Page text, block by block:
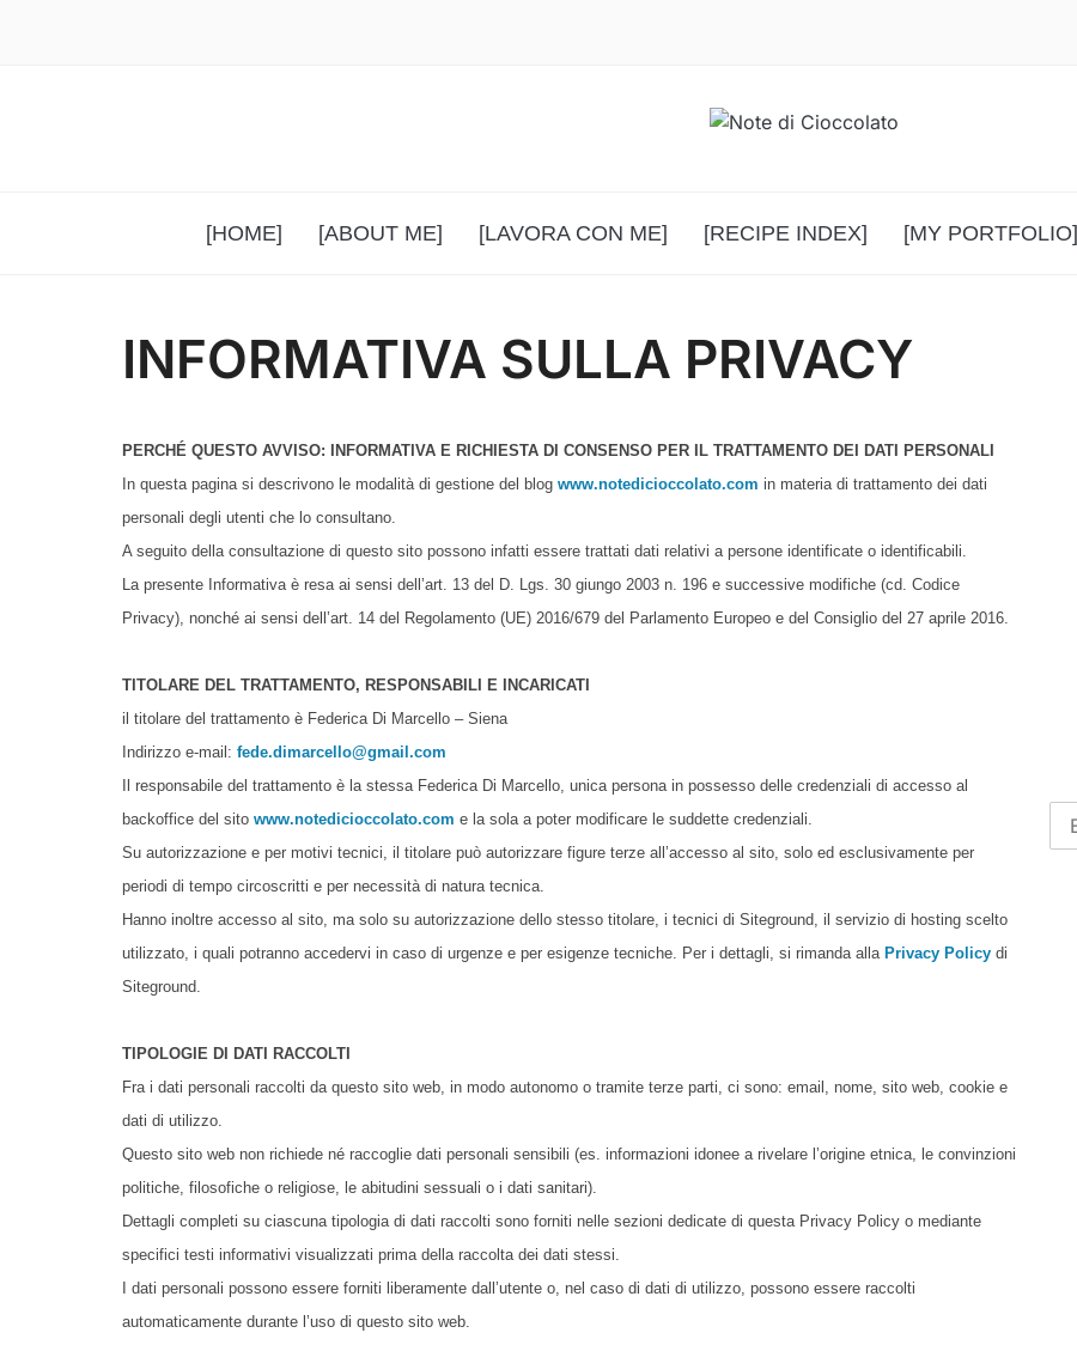
[HOME] [ABOUT ME] [LAVORA CON ME] [RECIPE INDEX] [MY PORTFOLIO]
INFORMATIVA SULLA PRIVACY
PERCHÉ QUESTO AVVISO:
INFORMATIVA E RICHIESTA DI CONSENSO PER IL TRATTAMENTO DEI DATI PERSONALI
In questa pagina si descrivono le modalità di gestione del blog www.notedicioccolato.com in materia di trattamento dei dati
personali degli utenti che lo consultano.
A seguito della consultazione di questo sito possono infatti essere trattati dati relativi a persone identificate o identificabili.
La presente Informativa è resa ai sensi dell’art. 13 del D. Lgs. 30 giungo 2003 n. 196 e successive modifiche (cd. Codice
Privacy), nonché ai sensi dell’art. 14 del Regolamento (UE) 2016/679 del Parlamento Europeo e del Consiglio del 27 aprile 2016.
TITOLARE DEL TRATTAMENTO, RESPONSABILI E INCARICATI
il titolare del trattamento è Federica Di Marcello – Siena
Indirizzo e-mail: fede.dimarcello@gmail.com
Il responsabile del trattamento è la stessa Federica Di Marcello, unica persona in possesso delle credenziali di accesso al
backoffice del sito www.notedicioccolato.com e la sola a poter modificare le suddette credenziali.
Su autorizzazione e per motivi tecnici, il titolare può autorizzare figure terze all’accesso al sito, solo ed esclusivamente per
periodi di tempo circoscritti e per necessità di natura tecnica.
Hanno inoltre accesso al sito, ma solo su autorizzazione dello stesso titolare, i tecnici di Siteground, il servizio di hosting scelto
utilizzato, i quali potranno accedervi in caso di urgenze e per esigenze tecniche. Per i dettagli, si rimanda alla Privacy Policy di
Siteground.
TIPOLOGIE DI DATI RACCOLTI
Fra i dati personali raccolti da questo sito web, in modo autonomo o tramite terze parti, ci sono: email, nome, sito web, cookie e
dati di utilizzo.
Questo sito web non richiede né raccoglie dati personali sensibili (es. informazioni idonee a rivelare l’origine etnica, le convinzioni
politiche, filosofiche o religiose, le abitudini sessuali o i dati sanitari).
Dettagli completi su ciascuna tipologia di dati raccolti sono forniti nelle sezioni dedicate di questa Privacy Policy o mediante
specifici testi informativi visualizzati prima della raccolta dei dati stessi.
I dati personali possono essere forniti liberamente dall’utente o, nel caso di dati di utilizzo, possono essere raccolti
automaticamente durante l’uso di questo sito web.